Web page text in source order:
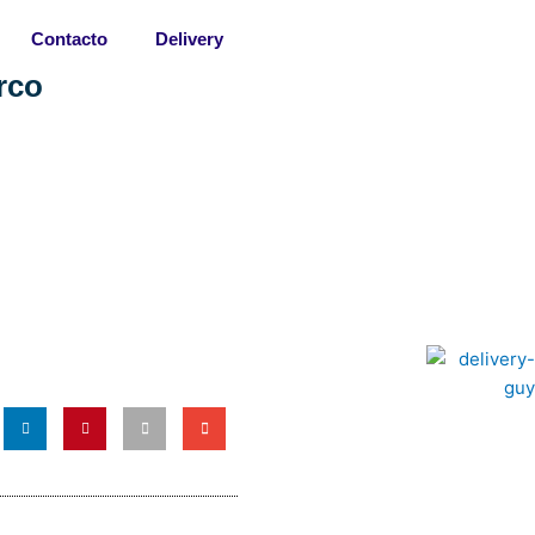
Contacto Delivery